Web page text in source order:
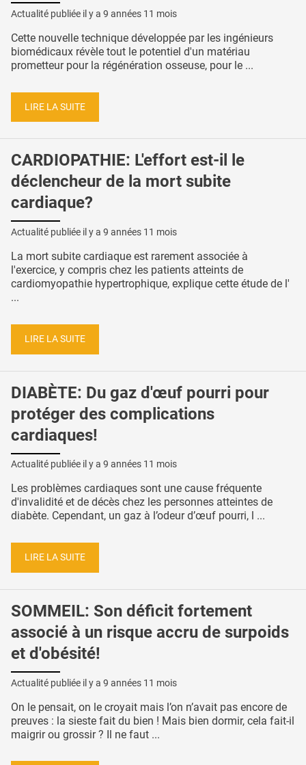
Actualité publiée il y a 9 années 11 mois
Cette nouvelle technique développée par les ingénieurs
biomédicaux révèle tout le potentiel d'un matériau
prometteur pour la régénération osseuse, pour le ...
LIRE LA SUITE
CARDIOPATHIE: L'effort est-il le
déclencheur de la mort subite
cardiaque?
Actualité publiée il y a 9 années 11 mois
La mort subite cardiaque est rarement associée à
l'exercice, y compris chez les patients atteints de
cardiomyopathie hypertrophique, explique cette étude de l'
...
LIRE LA SUITE
DIABÈTE: Du gaz d'œuf pourri pour
protéger des complications
cardiaques!
Actualité publiée il y a 9 années 11 mois
Les problèmes cardiaques sont une cause fréquente
d'invalidité et de décès chez les personnes atteintes de
diabète. Cependant, un gaz à l’odeur d’œuf pourri, l ...
LIRE LA SUITE
SOMMEIL: Son déficit fortement
associé à un risque accru de surpoids
et d'obésité!
Actualité publiée il y a 9 années 11 mois
On le pensait, on le croyait mais l’on n’avait pas encore de
preuves : la sieste fait du bien ! Mais bien dormir, cela fait-il
maigrir ou grossir ? Il ne faut ...